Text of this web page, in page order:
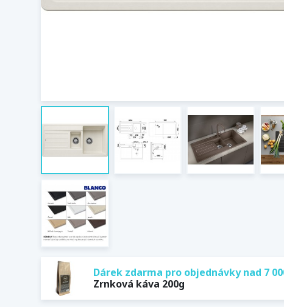
Dárek zdarma pro objednávky nad 7
Zrnková káva 200g